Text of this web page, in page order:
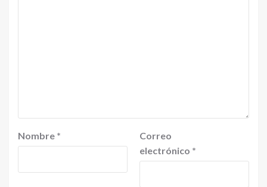
Nombre *
Correo
electrónico *